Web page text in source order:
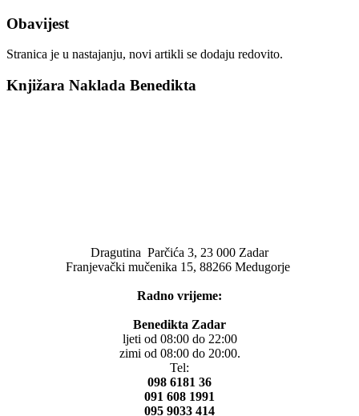
Obavijest
Stranica je u nastajanju, novi artikli se dodaju redovito.
Knjižara Naklada Benedikta
Dragutina Parčića 3, 23 000 Zadar
Franjevački mučenika 15, 88266 Medugorje
Radno vrijeme:
Benedikta Zadar
ljeti od 08:00 do 22:00
zimi od 08:00 do 20:00.
Tel:
098 6181 36
091 608 1991
095 9033 414